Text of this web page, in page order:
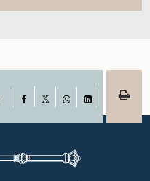
Facebook
WhatsAppLinkedIn